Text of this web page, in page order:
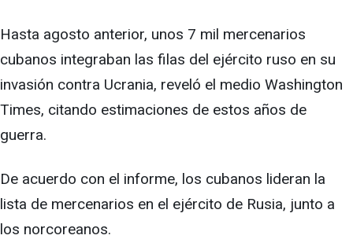
Hasta agosto anterior, unos 7 mil mercenarios
cubanos integraban las filas del ejército ruso en su
invasión contra Ucrania, reveló el medio Washington
Times, citando estimaciones de estos años de
guerra.
De acuerdo con el informe, los cubanos lideran la
lista de mercenarios en el ejército de Rusia, junto a
los norcoreanos.